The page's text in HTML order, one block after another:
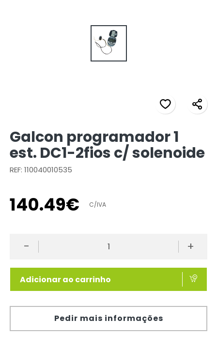
Galcon programador 1
est. DC1-2fios c/ solenoide
REF: 110040010535
140.49€ C/IVA
- +
Adicionar ao carrinho
Pedir mais informações